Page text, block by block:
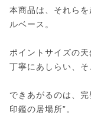
本商品は、それら
ルベース。
ポイントサイズの
丁寧にあしらい、そ
できあがるのは、
印鑑の居場所”。